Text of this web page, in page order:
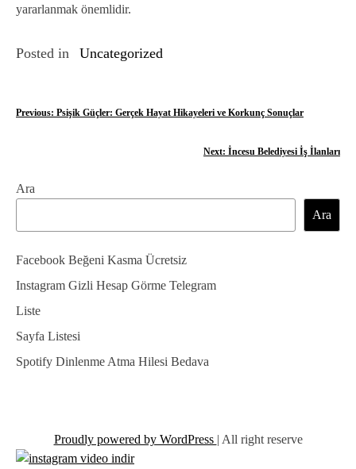
yararlanmak önemlidir.
Posted in Uncategorized
Y
ı
g
e
z
i
n
m
i
Previous: Psişik Güçler: Gerçek Hayat Hikayeleri ve Korkunç Sonuçlar
Next: İncesu Belediyesi İş İlanları
Ara
Ara
Facebook Beğeni Kasma Ücretsiz
Instagram Gizli Hesap Görme Telegram
Liste
Sayfa Listesi
Spotify Dinlenme Atma Hilesi Bedava
Proudly powered by WordPress | All right reserve